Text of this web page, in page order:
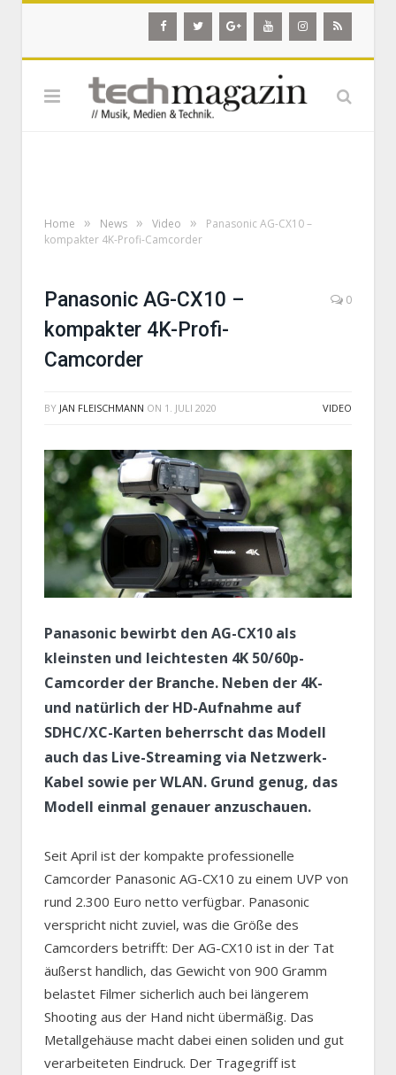
Home » News » Video »
Panasonic AG-CX10 –
kompakter 4K-Profi-Camcorder
Panasonic AG-CX10 –
kompakter 4K-Profi-
Camcorder
0
BY JAN FLEISCHMANN ON 1. JULI 2020 VIDEO
Panasonic bewirbt den AG-CX10 als
kleinsten und leichtesten 4K 50/60p-
Camcorder der Branche. Neben der 4K-
und natürlich der HD-Aufnahme auf
SDHC/XC-Karten beherrscht das Modell
auch das Live-Streaming via Netzwerk-
Kabel sowie per WLAN. Grund genug, das
Modell einmal genauer anzuschauen.
Seit April ist der kompakte professionelle
Camcorder Panasonic AG-CX10 zu einem UVP von
rund 2.300 Euro netto verfügbar. Panasonic
verspricht nicht zuviel, was die Größe des
Camcorders betrifft: Der AG-CX10 ist in der Tat
äußerst handlich, das Gewicht von 900 Gramm
belastet Filmer sicherlich auch bei längerem
Shooting aus der Hand nicht übermäßig. Das
Metallgehäuse macht dabei einen soliden und gut
verarbeiteten Eindruck. Der Tragegriff ist